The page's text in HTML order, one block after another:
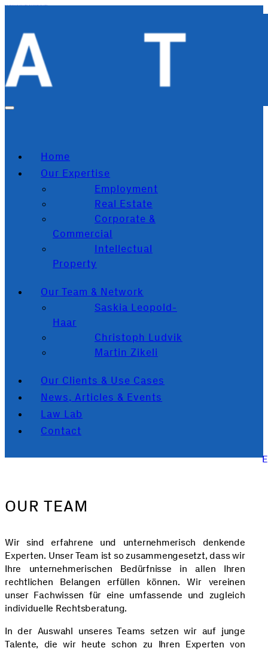
Home
Our Expertise
Employment
Real Estate
Corporate &
Commercial
Intellectual
Property
Our Team & Network
Saskia Leopold-
Haar
Christoph Ludvik
Martin Zikeli
Our Clients & Use Cases
News, Articles & Events
Law Lab
Contact
OUR TEAM
Wir sind erfahrene und unternehmerisch denkende
Experten. Unser Team ist so zusammengesetzt, dass wir
Ihre unternehmerischen Bedürfnisse in allen Ihren
rechtlichen Belangen erfüllen können. Wir vereinen
unser Fachwissen für eine umfassende und zugleich
individuelle Rechtsberatung.
In der Auswahl unseres Teams setzen wir auf junge
Talente, die wir heute schon zu Ihren Experten von